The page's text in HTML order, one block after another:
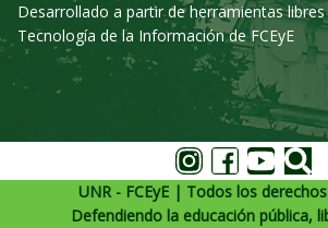
Desarrollado a partir de herramientas
Tecnología de la Información de FCEyE
UNR - FCEyE | Todos los
Defendiendo la educación pública,